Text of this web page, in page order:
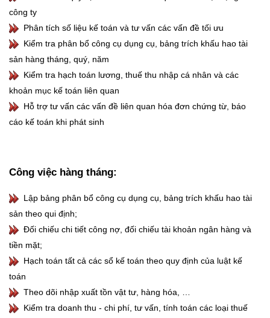
công ty
Phân tích số liệu kế toán và tư vấn các vấn đề tối ưu
Kiểm tra phân bổ công cụ dụng cụ, bảng trích khấu hao tài
sản hàng tháng, quý, năm
Kiểm tra hạch toán lương, thuế thu nhập cá nhân và các
khoản mục kế toán liên quan
Hỗ trợ tư vấn các vấn đề liên quan hóa đơn chứng từ, báo
cáo kế toán khi phát sinh
Công việc hàng tháng:
Lập bảng phân bổ công cụ dụng cụ, bảng trích khấu hao tài
sản theo qui định;
Đối chiếu chi tiết công nợ, đối chiếu tài khoản ngân hàng và
tiền mặt;
Hạch toán tất cả các sổ kế toán theo quy định của luật kế
toán
Theo dõi nhập xuất tồn vật tư, hàng hóa, …
Kiểm tra doanh thu - chi phí, tư vấn, tính toán các loại thuế